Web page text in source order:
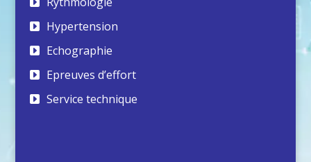
Hypertension
Echographie
Epreuves d’effort
Service technique